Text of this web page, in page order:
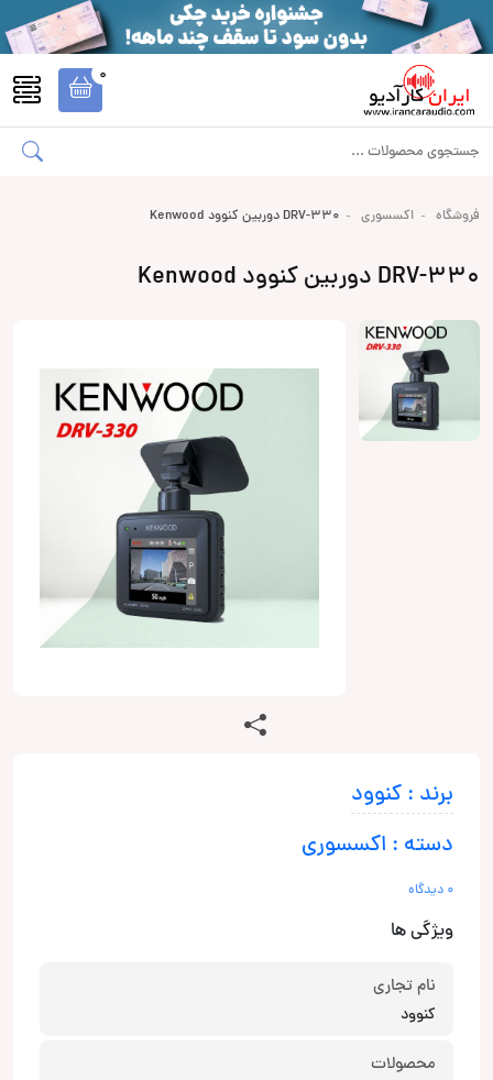
0
فروشگاه اکسسوری DRV-330 دوربین کنوود Kenwood
DRV-330 دوربین کنوود Kenwood
برند : کنوود
دسته : اکسسوری
0 دیدگاه
ویژگی ها
نام تجاری
کنوود
محصولات